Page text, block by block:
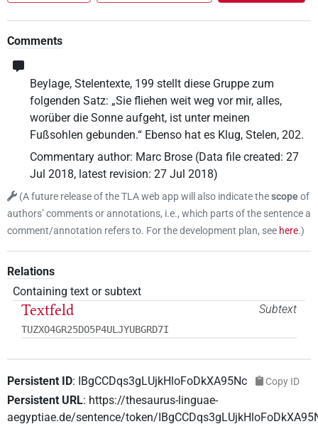
Comments
Beylage, Stelentexte, 199 stellt diese Gruppe zum
folgenden Satz: „Sie fliehen weit weg vor mir, alles,
worüber die Sonne aufgeht, ist unter meinen
Fußsohlen gebunden.“ Ebenso hat es Klug, Stelen, 202.
Commentary author: Marc Brose (Data file created: 27
Jul 2018, latest revision: 27 Jul 2018)
(A future release of the TLA web app will also indicate thescopeof
authors’ comments or annotations, i.e., which parts of the sentence a
comment/annotation refers to. For the development plan, see here.)
Relations
Containing text or subtext
Subtext
Textfeld
TUZXO4GR25DO5P4ULJYUBGRD7I
Persistent ID: IBgCCDqs3gLUjkHloFoDkXA95Nc Copy ID
Persistent URL: https://thesaurus-linguae-
aegyptiae.de/sentence/token/